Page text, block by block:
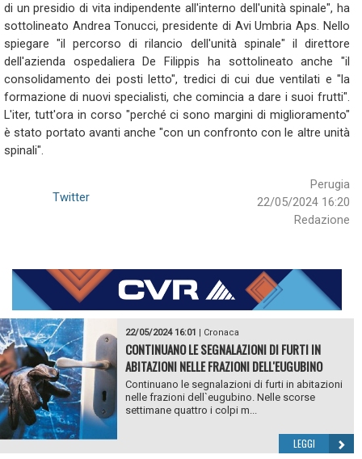
di un presidio di vita indipendente all'interno dell'unità spinale", ha
sottolineato Andrea Tonucci, presidente di Avi Umbria Aps. Nello
spiegare "il percorso di rilancio dell'unità spinale" il direttore
dell'azienda ospedaliera De Filippis ha sottolineato anche "il
consolidamento dei posti letto", tredici di cui due ventilati e "la
formazione di nuovi specialisti, che comincia a dare i suoi frutti".
L'iter, tutt'ora in corso "perché ci sono margini di miglioramento"
è stato portato avanti anche "con un confronto con le altre unità
spinali".
Perugia
22/05/2024 16:20
Redazione
Twitter
22/05/2024 16:01 Cronaca
CONTINUANO LE SEGNALAZIONI DI FURTI IN
ABITAZIONI NELLE FRAZIONI DELL'EUGUBINO
Continuano le segnalazioni di furti in abitazioni
nelle frazioni dell`eugubino. Nelle scorse
settimane quattro i colpi m...
LEGGI